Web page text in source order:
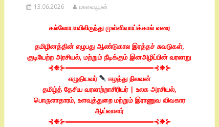
13.06.2026 மாவையூரன்
கல்லோயாவிலிருந்து முள்ளிவாய்க்கால் வரை
தமிழினத்தின் எழுபது ஆண்டுகால இரத்தச் சுவடுகள்,
குடியேற்ற அரசியல், மற்றும் நீடிக்கும் இனஅழிப்பின் வரலாறு
⊰❉⊱══════════════════⊰❉⊱
எழுதியவர்
ஈழத்து நிலவன்
தமிழ்த் தேசிய வரலாற்றாசிரியர் | உலக அரசியல்,
பொருளாதாரம், உளவுத்துறை மற்றும் இராணுவ விவகார
ஆய்வாளர்
⊰❉⊱══════════════════⊰❉⊱